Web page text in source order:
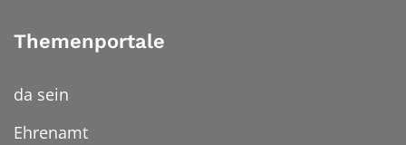
Themenportale
da sein
Ehrenamt